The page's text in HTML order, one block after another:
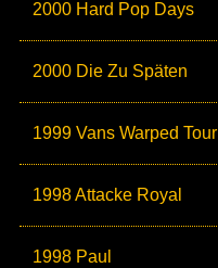
2000 Hard Pop Days
2000 Die Zu Späten
1999 Vans Warped Tour
1998 Attacke Royal
1998 Paul